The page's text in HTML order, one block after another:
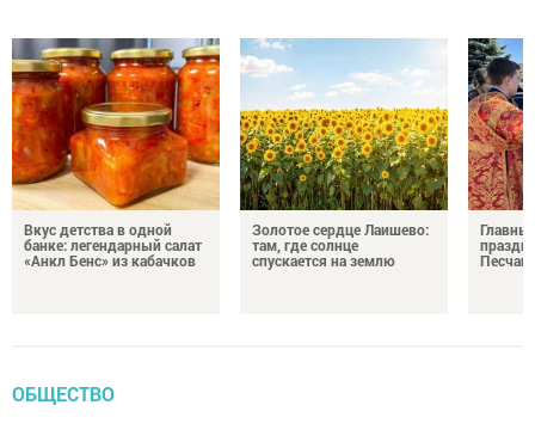
Вкус детства в одной
банке: легендарный салат
«Анкл Бенс» из кабачков
Золотое сердце Лаишево:
там, где солнце
спускается на землю
ОБЩЕСТВО